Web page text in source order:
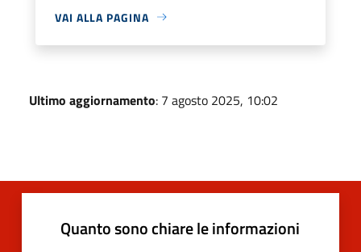
VAI ALLA PAGINA
Ultimo aggiornamento: 7 agosto 2025, 10:02
Quanto sono chiare le informazioni